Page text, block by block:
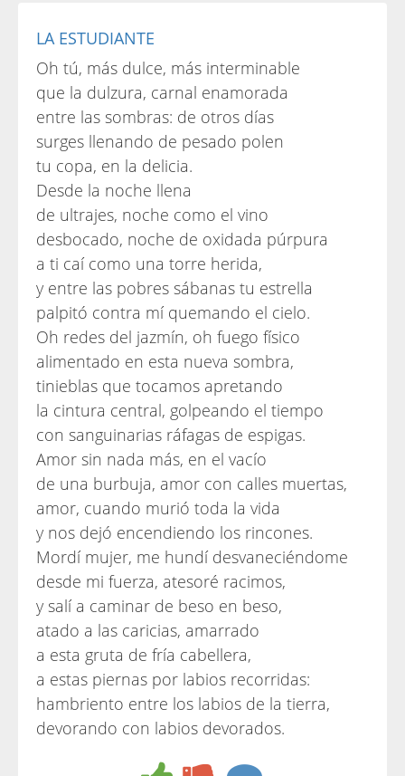
LA ESTUDIANTE
Oh tú, más dulce, más interminable
que la dulzura, carnal enamorada
entre las sombras: de otros días
surges llenando de pesado polen
tu copa, en la delicia.
Desde la noche llena
de ultrajes, noche como el vino
desbocado, noche de oxidada púrpura
a ti caí como una torre herida,
y entre las pobres sábanas tu estrella
palpitó contra mí quemando el cielo.
Oh redes del jazmín, oh fuego físico
alimentado en esta nueva sombra,
tinieblas que tocamos apretando
la cintura central, golpeando el tiempo
con sanguinarias ráfagas de espigas.
Amor sin nada más, en el vacío
de una burbuja, amor con calles muertas,
amor, cuando murió toda la vida
y nos dejó encendiendo los rincones.
Mordí mujer, me hundí desvaneciéndome
desde mi fuerza, atesoré racimos,
y salí a caminar de beso en beso,
atado a las caricias, amarrado
a esta gruta de fría cabellera,
a estas piernas por labios recorridas:
hambriento entre los labios de la tierra,
devorando con labios devorados.